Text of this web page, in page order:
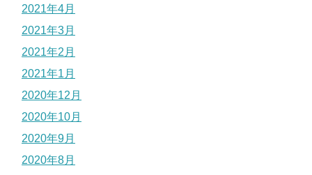
2021年4月
2021年3月
2021年2月
2021年1月
2020年12月
2020年10月
2020年9月
2020年8月